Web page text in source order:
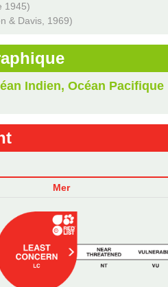
1945)
& Davis, 1969)
Indien, Océan Pacifique
Mer